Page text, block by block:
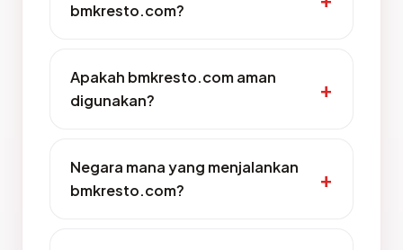
bmkresto.com?
Apakah bmkresto.com aman
digunakan?
Negara mana yang menjalankan
bmkresto.com?